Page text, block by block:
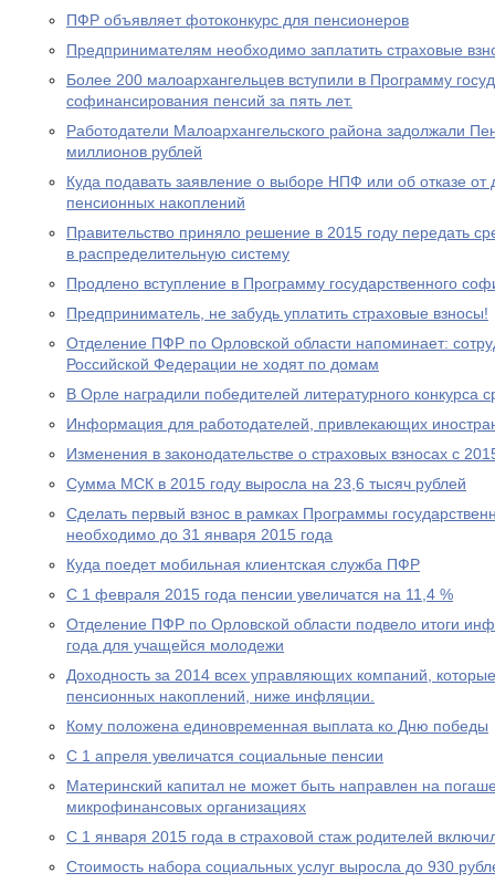
ПФР объявляет фотоконкурс для пенсионеров
Предпринимателям необходимо заплатить страховые
Более 200 малоархангельцев вступили в Программу
софинансирования пенсий за пять лет.
Работодатели Малоархангельского района задолжали
миллионов рублей
Куда подавать заявление о выборе НПФ или об отказе
пенсионных накоплений
Правительство приняло решение в 2015 году передать
в распределительную систему
Продлено вступление в Программу государственного
Предприниматель, не забудь уплатить страховые взносы!
Отделение ПФР по Орловской области напоминает:
Российской Федерации не ходят по домам
В Орле наградили победителей литературного конкурса
Информация для работодателей, привлекающих
Изменения в законодательстве о страховых взносах с
Сумма МСК в 2015 году выросла на 23,6 тысяч рублей
Сделать первый взнос в рамках Программы
необходимо до 31 января 2015 года
Куда поедет мобильная клиентская служба ПФР
С 1 февраля 2015 года пенсии увеличатся на 11,4 %
Отделение ПФР по Орловской области подвело итоги
года для учащейся молодежи
Доходность за 2014 всех управляющих компаний,
пенсионных накоплений, ниже инфляции.
Кому положена единовременная выплата ко Дню победы
С 1 апреля увеличатся социальные пенсии
Материнский капитал не может быть направлен на
микрофинансовых организациях
С 1 января 2015 года в страховой стаж родителей
Стоимость набора социальных услуг выросла до 930